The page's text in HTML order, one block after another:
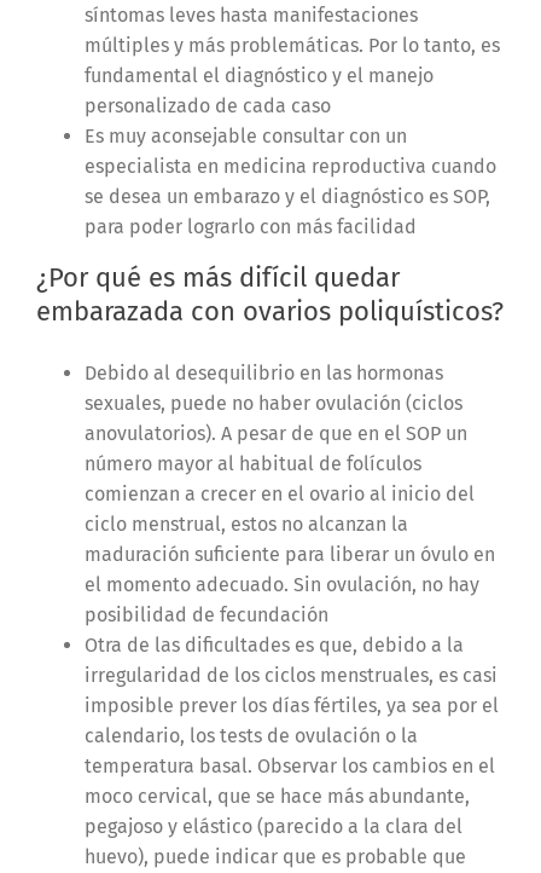
síntomas leves hasta manifestaciones
múltiples y más problemáticas. Por lo tanto, es
fundamental el diagnóstico y el manejo
personalizado de cada caso
Es muy aconsejable consultar con un
especialista en medicina reproductiva cuando
se desea un embarazo y el diagnóstico es SOP,
para poder lograrlo con más facilidad
¿Por qué es más difícil quedar
embarazada con ovarios poliquísticos?
Debido al desequilibrio en las hormonas
sexuales, puede no haber ovulación (ciclos
anovulatorios). A pesar de que en el SOP un
número mayor al habitual de folículos
comienzan a crecer en el ovario al inicio del
ciclo menstrual, estos no alcanzan la
maduración suficiente para liberar un óvulo en
el momento adecuado. Sin ovulación, no hay
posibilidad de fecundación
Otra de las dificultades es que, debido a la
irregularidad de los ciclos menstruales, es casi
imposible prever los días fértiles, ya sea por el
calendario, los tests de ovulación o la
temperatura basal. Observar los cambios en el
moco cervical, que se hace más abundante,
pegajoso y elástico (parecido a la clara del
huevo), puede indicar que es probable que